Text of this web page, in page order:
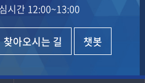
시간 12:00~13:00
찾아오시는 길 챗봇